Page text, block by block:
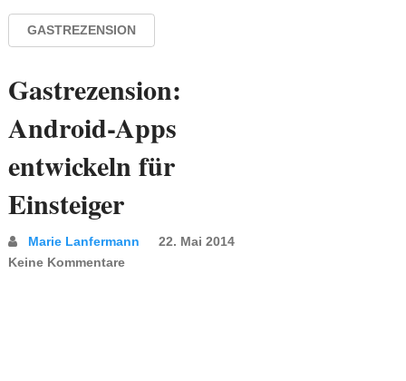
GASTREZENSION
Gastrezension:
Android-Apps
entwickeln für
Einsteiger
Marie Lanfermann
22. Mai 2014
Keine Kommentare